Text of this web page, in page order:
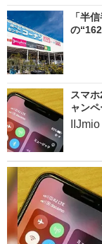
「半
の
スマ
ャンペ
IIJmio